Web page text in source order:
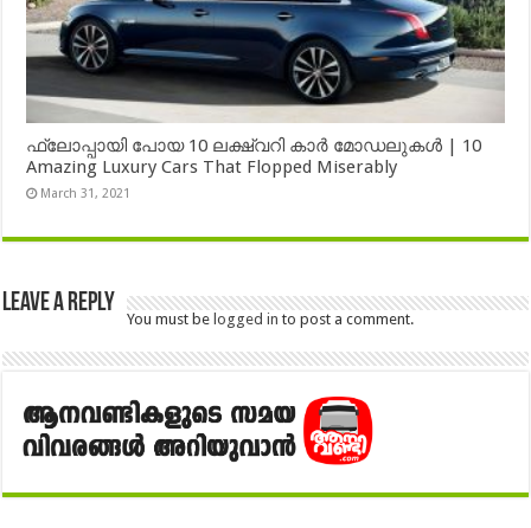
ഫ്ലോപ്പായി പോയ 10 ലക്ഷ്വറി കാർ മോഡലുകൾ | 10
Amazing Luxury Cars That Flopped Miserably
March 31, 2021
Leave a Reply
You must belogged in to post a comment.